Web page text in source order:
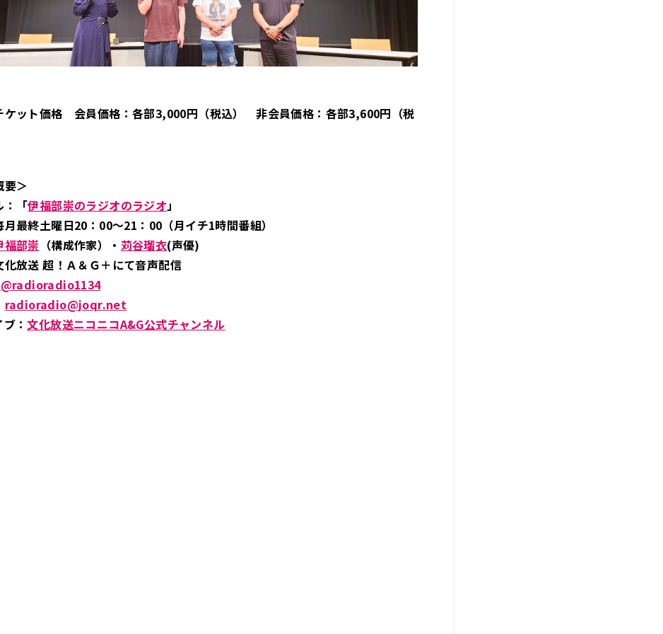
ット価格 会員価格：各部3,000円（税込） 非会員価格：各部3,600円（税
要＞
：「伊福部崇のラジオのラジオ」
最終土曜日20：00～21：00（月イチ1時間番組）
福部崇 （構成作家）・ 苅谷瑠衣(声優)
化放送 超！Ａ＆Ｇ＋にて音声配信
@radioradio1134
radioradio@joqr.net
ブ：文化放送ニコニコA&G公式チャンネル